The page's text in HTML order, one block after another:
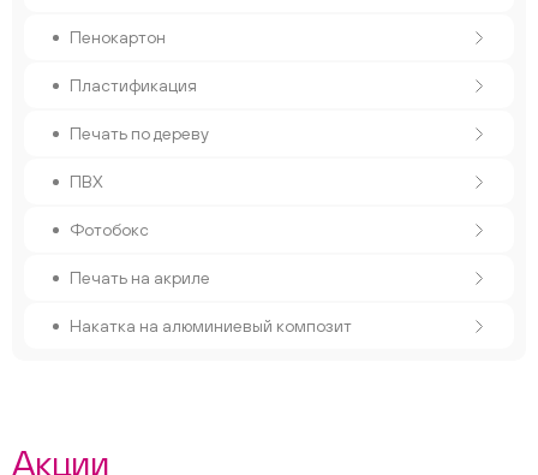
Пенокартон
Пластификация
Печать по дереву
ПВХ
Фотобокс
Печать на акриле
Накатка на алюминиевый композит
Акции